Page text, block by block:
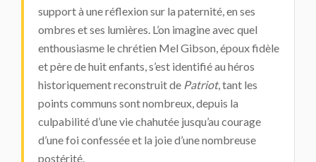
support à une réflexion sur la paternité, en ses
ombres et ses lumières. L’on imagine avec quel
enthousiasme le chrétien Mel Gibson, époux fidèle
et père de huit enfants, s’est identifié au héros
historiquement reconstruit de Patriot, tant les
points communs sont nombreux, depuis la
culpabilité d’une vie chahutée jusqu’au courage
d’une foi confessée et la joie d’une nombreuse
postérité.